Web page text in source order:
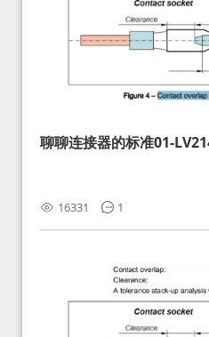
聊聊连接器的标准01-
16331 1